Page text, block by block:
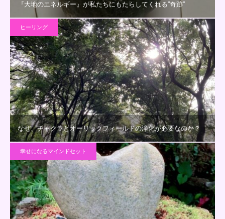
『大地のエネルギー』が私たちにもたらしてくれる”奇跡”
ヒーリング
なぜ、チャクラとオーリックフィールドの浄化が必要なのか？
幸せになるマインドセット